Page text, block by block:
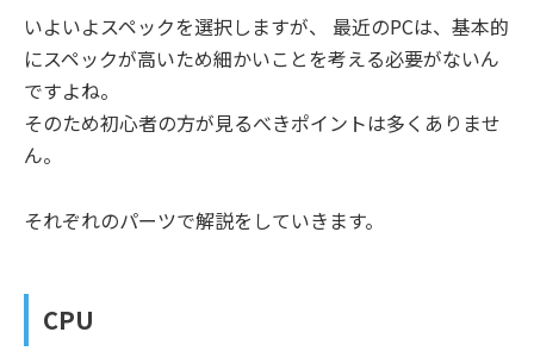
いよいよスペックを選択しますが、 最近のPCは、基本的
にスペックが高いため細かいことを考える必要がないん
ですよね。
そのため初心者の方が見るべきポイントは多くありませ
ん。
それぞれのパーツで解説をしていきます。
CPU